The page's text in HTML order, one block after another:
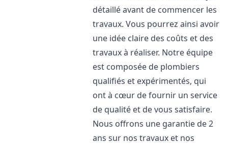
détaillé avant de commencer les
travaux. Vous pourrez ainsi avoir
une idée claire des coûts et des
travaux à réaliser. Notre équipe
est composée de plombiers
qualifiés et expérimentés, qui
ont à cœur de fournir un service
de qualité et de vous satisfaire.
Nous offrons une garantie de 2
ans sur nos travaux et nos